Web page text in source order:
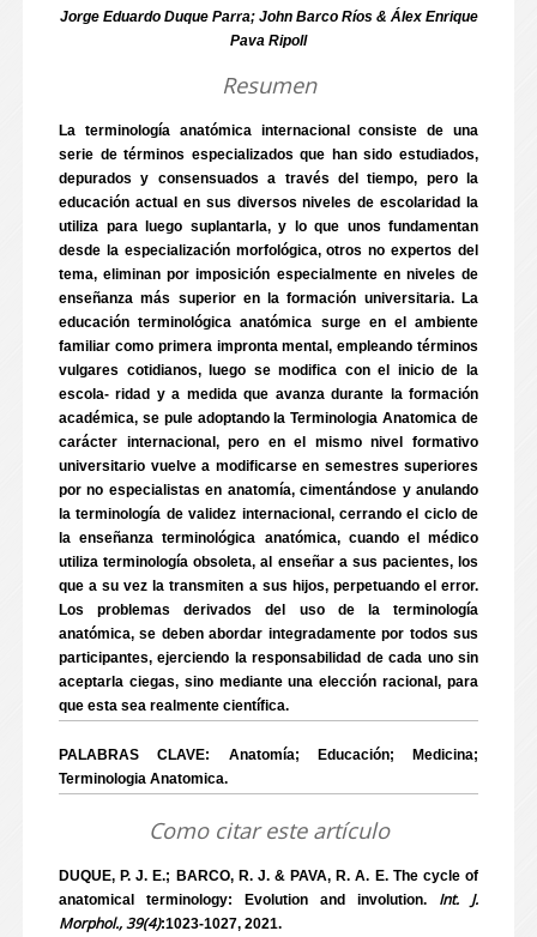
Jorge Eduardo Duque Parra; John Barco Ríos & Álex Enrique
Pava Ripoll
Resumen
La terminología anatómica internacional consiste de una
serie de términos especializados que han sido estudiados,
depurados y consensuados a través del tiempo, pero la
educación actual en sus diversos niveles de escolaridad la
utiliza para luego suplantarla, y lo que unos fundamentan
desde la especialización morfológica, otros no expertos del
tema, eliminan por imposición especialmente en niveles de
enseñanza más superior en la formación universitaria. La
educación terminológica anatómica surge en el ambiente
familiar como primera impronta mental, empleando términos
vulgares cotidianos, luego se modifica con el inicio de la
escola- ridad y a medida que avanza durante la formación
académica, se pule adoptando la Terminologia Anatomica de
carácter internacional, pero en el mismo nivel formativo
universitario vuelve a modificarse en semestres superiores
por no especialistas en anatomía, cimentándose y anulando
la terminología de validez internacional, cerrando el ciclo de
la enseñanza terminológica anatómica, cuando el médico
utiliza terminología obsoleta, al enseñar a sus pacientes, los
que a su vez la transmiten a sus hijos, perpetuando el error.
Los problemas derivados del uso de la terminología
anatómica, se deben abordar integradamente por todos sus
participantes, ejerciendo la responsabilidad de cada uno sin
aceptarla ciegas, sino mediante una elección racional, para
que esta sea realmente científica.
PALABRAS CLAVE: Anatomía; Educación; Medicina;
Terminologia Anatomica.
Como citar este artículo
DUQUE, P. J. E.; BARCO, R. J. & PAVA, R. A. E. The cycle of
anatomical terminology: Evolution and involution. Int. J.
Morphol., 39(4):1023-1027, 2021.